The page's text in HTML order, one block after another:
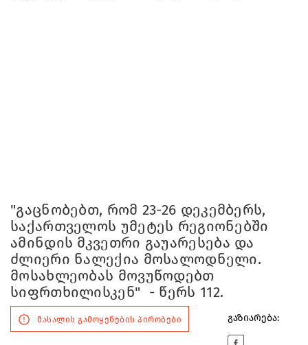
"გაცნობებთ, რომ 23-26 დეკემბერს,
საქართველოს უმეტეს რეგიონებში
ამინდის მკვეთრი გაუარესება და
ძლიერი ნალექია მოსალოდნელი.
მოსახლეობას მოვუწოდებთ
სიფრთხილისკენ" - წერს 112.
მასალის გამოყენების პირობები გაზიარება: